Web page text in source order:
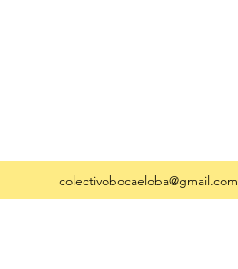
colectivobocaeloba@gmail.com